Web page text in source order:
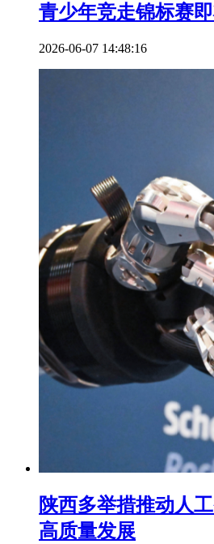
⻘少年竞走锦标赛
2026-06-07 14:48:16
陕西多举措推动人
高质量发展